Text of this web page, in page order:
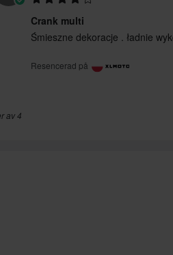
Crank multi
Śmieszne dekoracje . ładnie
Resencerad på
av 4